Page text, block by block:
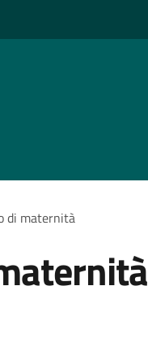
di maternità